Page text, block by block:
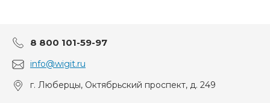
8 800 101-59-97
info@wigit.ru
г. Люберцы, Октябрьский проспект, д. 249